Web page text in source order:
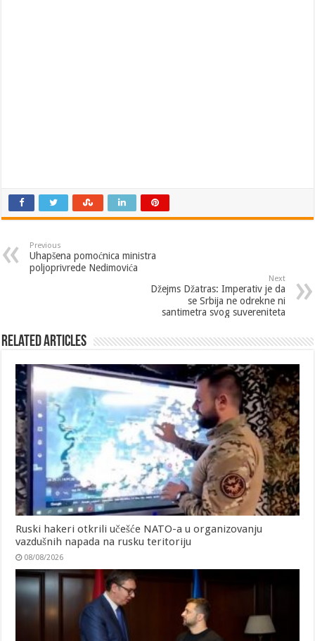
Previous
Uhapšena pomoćnica ministra
poljoprivrede Nedimovića
Next
Džejms Džatras: Imperativ je da
se Srbija ne odrekne ni
santimetra svog suvereniteta
Related Articles
Ruski hakeri otkrili učešće NATO-a u organizovanju
vazdušnih napada na rusku teritoriju
08/08/2026